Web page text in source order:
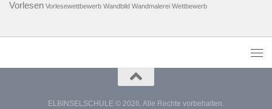
Vorlesen Vorlesewettbewerb Wandbild Wandmalerei Wettbewerb
ELBINSELSCHULE © 2026. Alle Rechte vorbehalten.